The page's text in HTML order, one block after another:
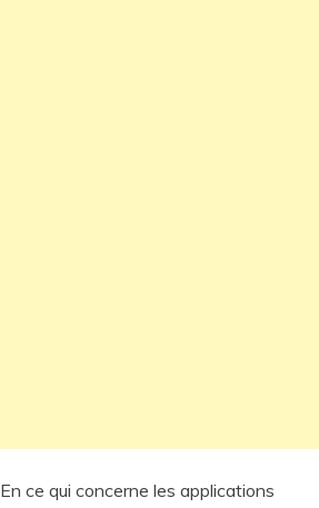
En ce qui concerne les applications